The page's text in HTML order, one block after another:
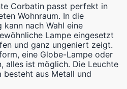
Corbatin passt perfekt in
Wohnraum. In die
kann nach Wahl eine
Lampe eingesetzt
und ganz ungeniert zeigt.
eine Globe-Lampe oder
alles ist möglich. Die Leuchte
besteht aus Metall und